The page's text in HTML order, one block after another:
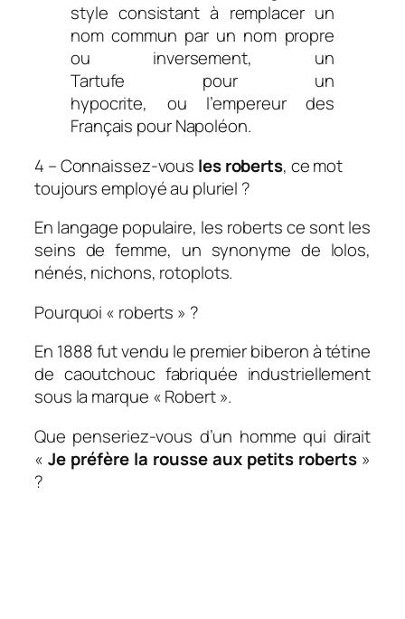
style consistant à remplacer un
nom commun par un nom propre
ou inversement, un
Tartufe pour un
hypocrite, ou l’empereur des
Français pourNapoléon.
4 – Connaissez-vous les roberts, ce mot
toujours employé au pluriel ?
En langage populaire, les roberts ce sont les
seins de femme, un synonyme de lolos,
nénés, nichons, rotoplots.
Pourquoi « roberts » ?
En 1888 fut vendu le premier biberon à tétine
de caoutchouc fabriquée industriellement
sous la marque « Robert ».
Que penseriez-vous d’un homme qui dirait
«Je préfère la rousse aux petits roberts»
?